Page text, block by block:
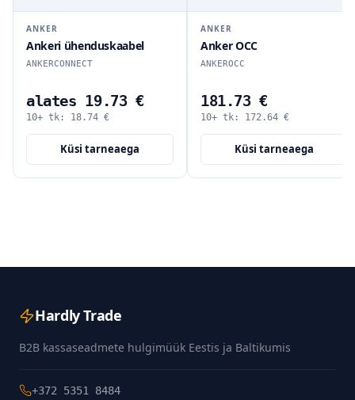
ANKER
Ankeri ühenduskaabel
ANKERCONNECT
alates 19.73 €
10+ tk: 18.74 €
Küsi tarneaega
ANKER
Anker OCC
ANKEROCC
181.73 €
10+ tk: 172.64 €
Küsi tarneaega
Hardly Trade
B2B kassaseadmete hulgimüük Eestis ja Baltikumis
+372 5351 8484